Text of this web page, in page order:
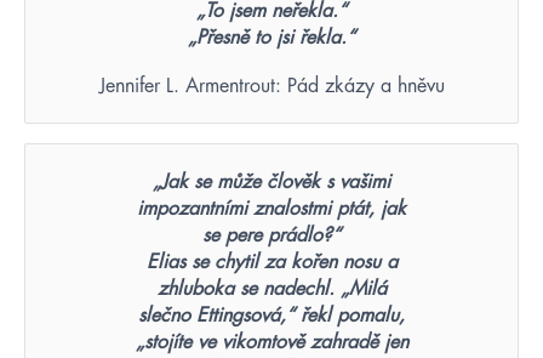
„To jsem neřekla.“
„Přesně to jsi řekla.“
Jennifer L. Armentrout: Pád zkázy a hněvu
„Jak se může člověk s vašimi
impozantními znalostmi ptát, jak
se pere prádlo?“
Elias se chytil za kořen nosu a
zhluboka se nadechl. „Milá
slečno Ettingsová,“ řekl pomalu,
„stojíte ve vikomtově zahradě jen